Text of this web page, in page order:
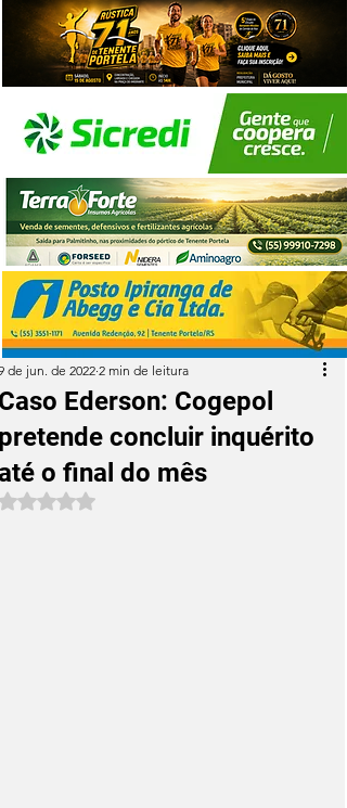
Ederson: Cogepol
concluir inquérito
o final do mês
de jun. de 2022 2 min de leitura
Avaliado com NaN de 5 estrelas.